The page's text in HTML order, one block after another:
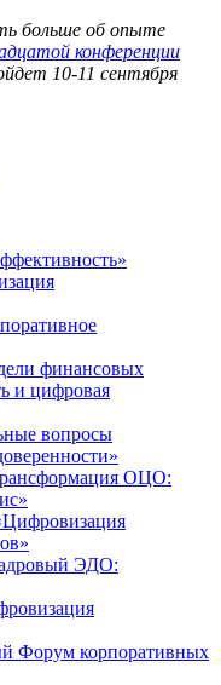
больше об опыте
конференции
10-11 сентября
финансовых
и цифровая
вопросы
ОЦО:
ЭДО:
Форум корпоративных